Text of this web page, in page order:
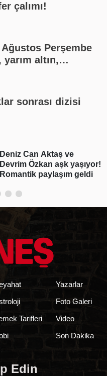
çalımı!
altın,
sonrası dizisi
Deniz Can Aktaş ve
Devrim Özkan aşk yaşıyor!
Romantik paylaşım geldi
Tarifleri
Yazarlar
Foto Galeri
Video
Son Dakika
Edin